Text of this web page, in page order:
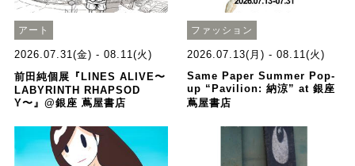
アート
2026.07.31(金) - 08.11(火)
前田純個展『LINES ALIVE〜
LABYRINTH RHAPSOD
Y〜』@銀座 蔦屋書店
ファッション
2026.07.13(月) - 08.11(火)
Same Paper Summer Pop-
up “Pavilion: 納涼” at 銀座
蔦屋書店